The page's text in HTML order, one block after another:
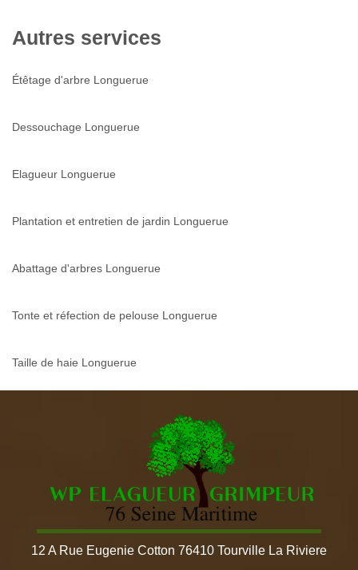
Autres services
Étêtage d'arbre Longuerue
Dessouchage Longuerue
Elagueur Longuerue
Plantation et entretien de jardin Longuerue
Abattage d'arbres Longuerue
Tonte et réfection de pelouse Longuerue
Taille de haie Longuerue
12 A Rue Eugenie Cotton 76410 Tourville La Riviere